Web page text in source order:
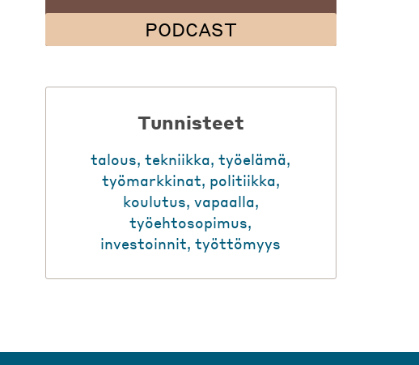
PODCAST
Tunnisteet
talous,tekniikka,työelämä,
työmarkkinat, politiikka,
koulutus, vapaalla,
työehtosopimus,
investoinnit,työttömyys